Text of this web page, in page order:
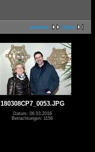
nächste letzte
180308CP7_0053.JPG
Datum: 06.03.2018
Betrachtungen: 1156